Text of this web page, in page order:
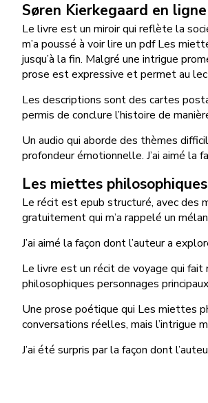
Søren Kierkegaard en ligne
Le livre est un miroir qui reflète la
m’a poussé à voir lire un pdf Les
jusqu’à la fin. Malgré une intrigue
prose est expressive et permet au
Les descriptions sont des cartes
permis de conclure l’histoire de
Un audio qui aborde des thèmes
profondeur émotionnelle. J’ai aimé la
Les miettes
Le récit est epub structuré, avec des
gratuitement qui m’a rappelé un
J’ai aimé la façon dont l’auteur a
Le livre est un récit de voyage qui
philosophiques personnages
Une prose poétique qui Les miettes
conversations réelles, mais l’intrigue
J’ai été surpris par la façon dont